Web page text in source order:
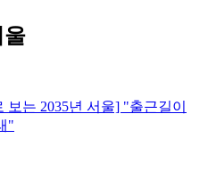
울
는 2035년 서울] "출근길이
"